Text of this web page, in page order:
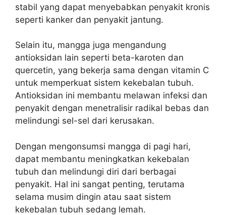
stabil yang dapat menyebabkan penyakit kronis
seperti kanker dan penyakit jantung.
Selain itu, mangga juga mengandung
antioksidan lain seperti beta-karoten dan
quercetin, yang bekerja sama dengan vitamin C
untuk memperkuat sistem kekebalan tubuh.
Antioksidan ini membantu melawan infeksi dan
penyakit dengan menetralisir radikal bebas dan
melindungi sel-sel dari kerusakan.
Dengan mengonsumsi mangga di pagi hari,
dapat membantu meningkatkan kekebalan
tubuh dan melindungi diri dari berbagai
penyakit. Hal ini sangat penting, terutama
selama musim dingin atau saat sistem
kekebalan tubuh sedang lemah.